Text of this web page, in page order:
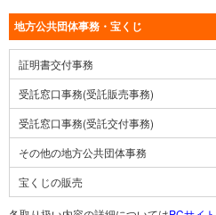
地方公共団体事務・宝くじ
証明書交付事務
受託窓口事務(受託販売事務)
受託窓口事務(受託交付事務)
その他の地方公共団体事務
宝くじの販売